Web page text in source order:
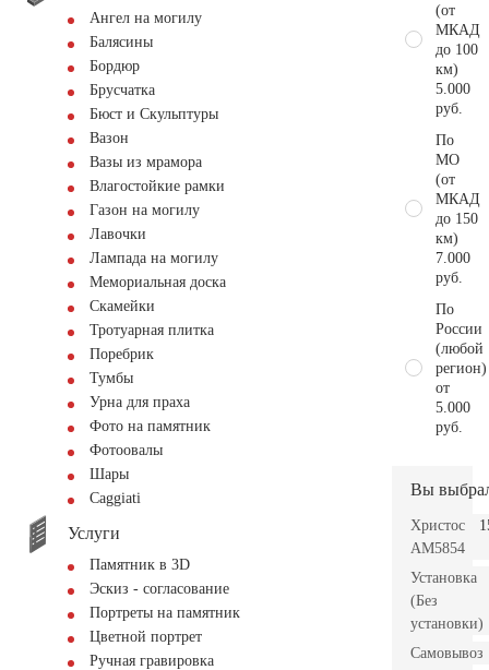
Ангел на могилу
Балясины
Бордюр
Брусчатка
Бюст и Скульптуры
Вазон
Вазы из мрамора
Влагостойкие рамки
Газон на могилу
Лавочки
Лампада на могилу
Мемориальная доска
Скамейки
Тротуарная плитка
Поребрик
Тумбы
Урна для праха
Фото на памятник
Фотоовалы
Шары
Сaggiati
Услуги
Памятник в 3D
Эскиз - согласование
Портреты на памятник
Цветной портрет
Ручная гравировка
(от
МКАД
до 100
км)
5.000
руб.
По
МО
(от
МКАД
до 150
км)
7.000
руб.
По
России
(любой
регион)
от
5.000
руб.
Вы
Христос
AM5854
Установка
(Без
установки)
Самовывоз